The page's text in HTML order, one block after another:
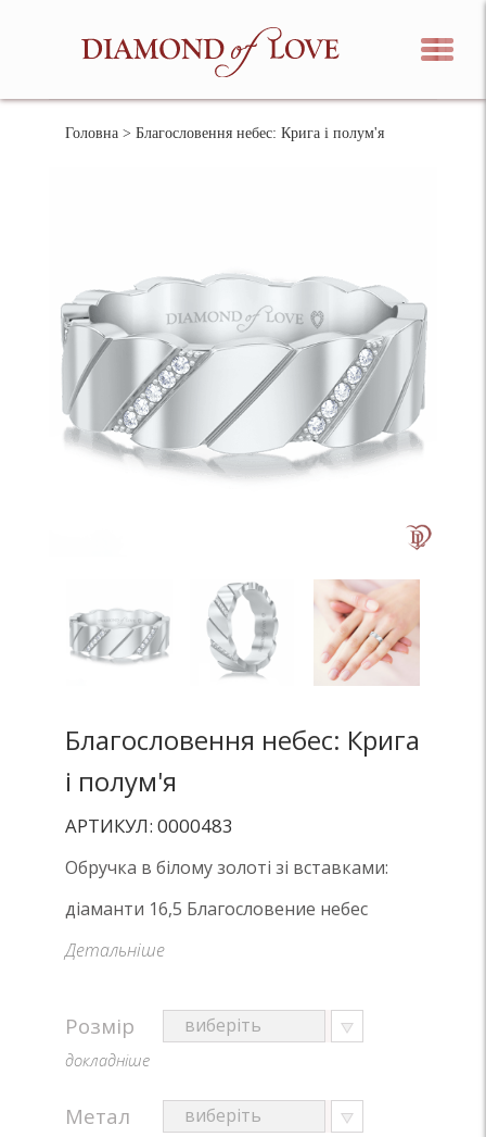
Головна > Благословення небес: Крига і полум'я
Благословення небес: Крига
і полум'я
АРТИКУЛ: 0000483
Обручка в білому золоті зі вставками:
діаманти 16,5 Благословение небес
Детальніше
Розмір
докладніше
Метал